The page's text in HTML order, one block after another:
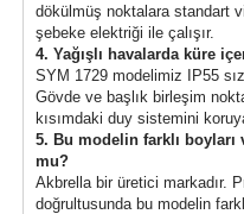
dökülmüş noktalara standart
şebeke elektriği ile çalışır.
4. Yağışlı havalarda küre
SYM 1729 modelimiz IP55
Gövde ve başlık birleşim
kısımdaki duy sistemini
5. Bu modelin farklı boyları
mu?
Akbrella bir üretici markadır.
doğrultusunda bu modelin